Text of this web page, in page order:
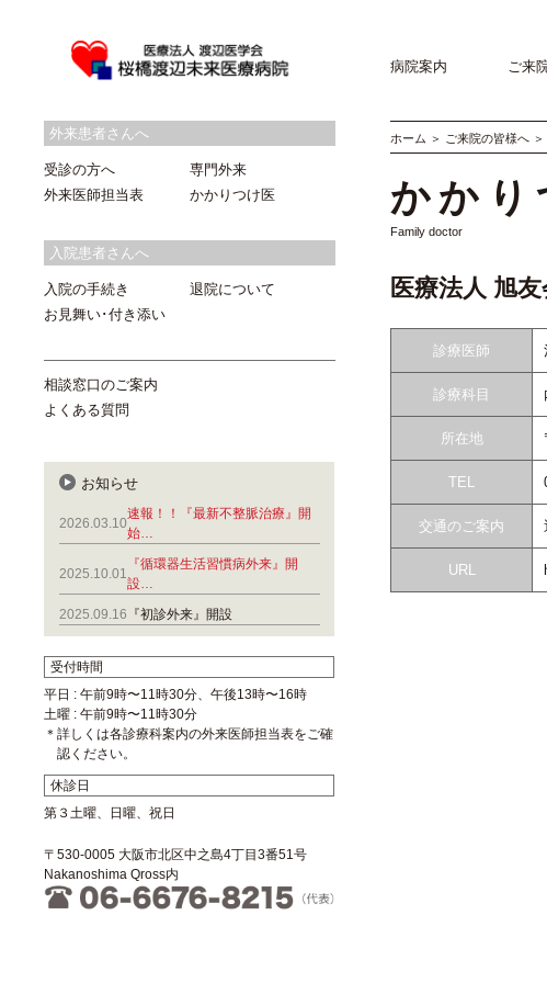
病院案内 ご来
ホーム ＞ ご来院の皆様へ
かかり
Family doctor
医療法人 旭
診療医師
診療科目
所在地
TEL
交通のご案内
URL
外来患者さんへ
受診の方へ
外来医師担当表
専門外来
かかりつけ医
入院患者さんへ
入院の手続き
お見舞い･付き添い
退院について
相談窓口のご案内
よくある質問
お知らせ
2026.03.10
速報！！『最新不整脈治療』開
始…
2025.10.01
『循環器生活習慣病外来』開
設…
2025.09.16 『初診外来』開設
受付時間
平日 : 午前9時〜11時30分、午後13時〜16時
土曜 : 午前9時〜11時30分
＊詳しくは各診療科案内の外来医師担当表をご確
認ください。
休診日
第３土曜、日曜、祝日
〒530-0005 大阪市北区中之島4丁目3番51号
Nakanoshima Qross内